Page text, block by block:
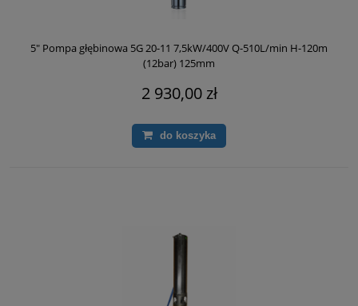
5" Pompa głębinowa 5G 20-11 7,5kW/400V Q-510L/min H-120m
(12bar) 125mm
2 930,00 zł
do koszyka